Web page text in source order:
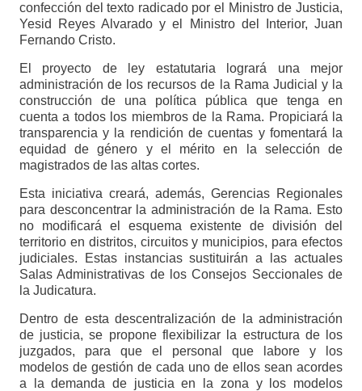
confección del texto radicado por el Ministro de Justicia,
Yesid Reyes Alvarado y el Ministro del Interior, Juan
Fernando Cristo.
El proyecto de ley estatutaria logrará una mejor
administración de los recursos de la Rama Judicial y la
construcción de una política pública que tenga en
cuenta a todos los miembros de la Rama. Propiciará la
transparencia y la rendición de cuentas y fomentará la
equidad de género y el mérito en la selección de
magistrados de las altas cortes.
Esta iniciativa creará, además, Gerencias Regionales
para desconcentrar la administración de la Rama. Esto
no modificará el esquema existente de división del
territorio en distritos, circuitos y municipios, para efectos
judiciales. Estas instancias sustituirán a las actuales
Salas Administrativas de los Consejos Seccionales de
la Judicatura.
Dentro de esta descentralización de la administración
de justicia, se propone flexibilizar la estructura de los
juzgados, para que el personal que labore y los
modelos de gestión de cada uno de ellos sean acordes
a la demanda de justicia en la zona y los modelos